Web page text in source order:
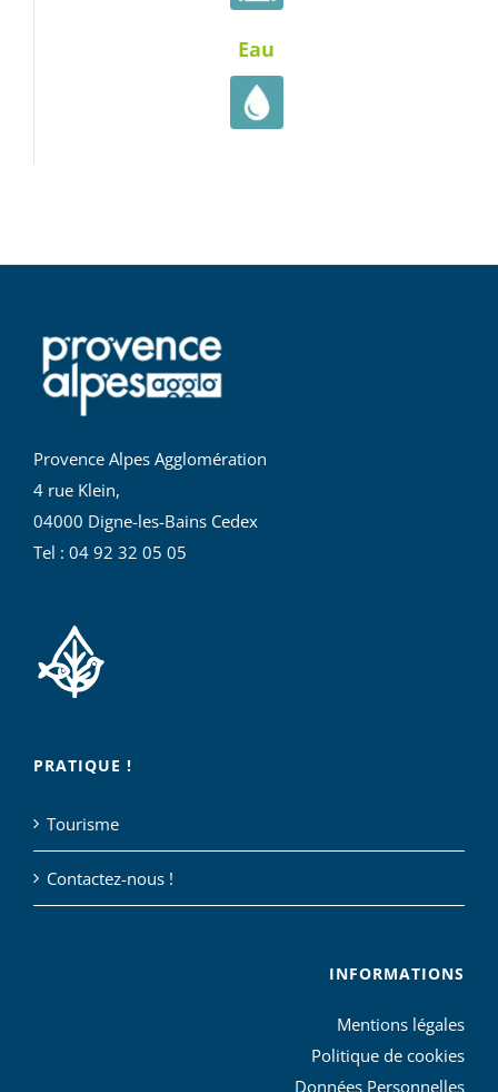
Eau
Provence Alpes Agglomération
4 rue Klein,
04000 Digne-les-Bains Cedex
Tel : 04 92 32 05 05
PRATIQUE !
Tourisme
Contactez-nous !
INFORMATIONS
Mentions légales
Politique de cookies
Données Personnelles